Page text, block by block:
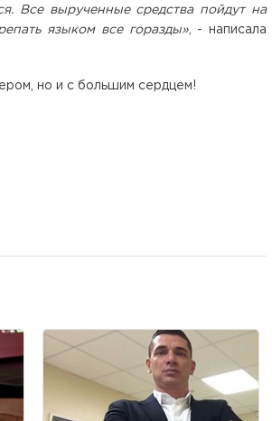
Все вырученные средства пойдут на
языком все горазды», - написала
но и с большим сердцем!